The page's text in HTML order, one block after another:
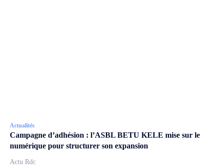
Actualités
Campagne d’adhésion : l’ASBL BETU KELE mise sur le
numérique pour structurer son expansion
Actu Rdc